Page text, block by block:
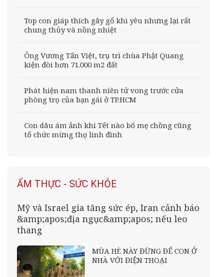
Top con giáp thích gây gổ khi yêu nhưng lại rất
chung thủy và nồng nhiệt
Ông Vương Tấn Việt, trụ trì chùa Phật Quang
kiện đòi hơn 71.000 m2 đất
Phát hiện nam thanh niên tử vong trước cửa
phòng trọ của bạn gái ở TP.HCM
Con dâu ám ảnh khi Tết nào bố mẹ chồng cũng
tổ chức mừng thọ linh đình
ẨM THỰC - SỨC KHỎE
Mỹ và Israel gia tăng sức ép, Iran cảnh báo
&amp;apos;địa ngục&amp;apos; nếu leo
thang
MÙA HÈ NÀY ĐỪNG ĐỂ CON Ở
NHÀ VỚI ĐIỆN THOẠI